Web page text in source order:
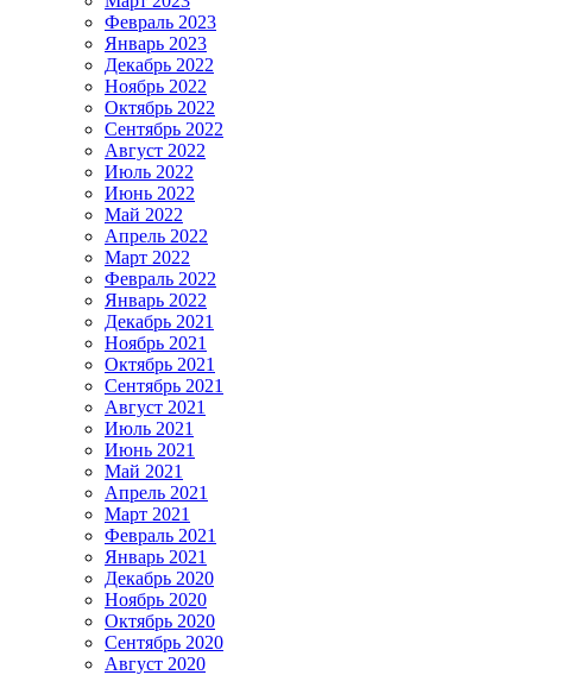
Февраль 2023
Январь 2023
Декабрь 2022
Ноябрь 2022
Октябрь 2022
Сентябрь 2022
Август 2022
Июль 2022
Июнь 2022
Май 2022
Апрель 2022
Март 2022
Февраль 2022
Январь 2022
Декабрь 2021
Ноябрь 2021
Октябрь 2021
Сентябрь 2021
Август 2021
Июль 2021
Июнь 2021
Май 2021
Апрель 2021
Март 2021
Февраль 2021
Январь 2021
Декабрь 2020
Ноябрь 2020
Октябрь 2020
Сентябрь 2020
Август 2020